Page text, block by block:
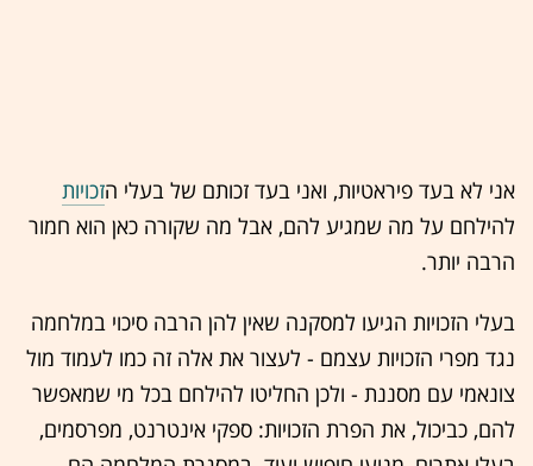
אני לא בעד פיראטיות, ואני בעד זכותם של בעלי הזכויות
להילחם על מה שמגיע להם, אבל מה שקורה כאן הוא חמור
הרבה יותר.
בעלי הזכויות הגיעו למסקנה שאין להן הרבה סיכוי במלחמה
נגד מפרי הזכויות עצמם - לעצור את אלה זה כמו לעמוד מול
צונאמי עם מסננת - ולכן החליטו להילחם בכל מי שמאפשר
להם, כביכול, את הפרת הזכויות: ספקי אינטרנט, מפרסמים,